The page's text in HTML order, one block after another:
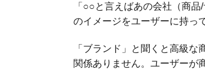
「○○と言えばあの会社（商
のイメージをユーザーに持っ
「ブランド」と聞くと高級
関係ありません。ユーザーが